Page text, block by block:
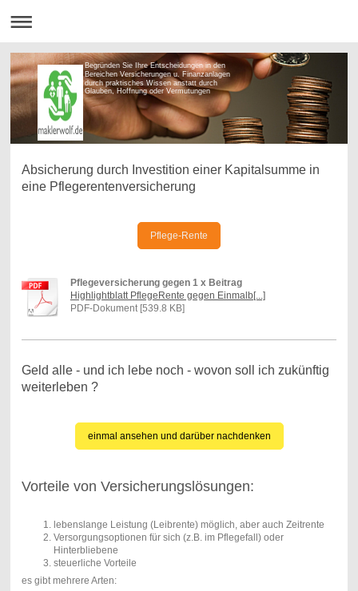
Begründen Sie Ihre Entscheidungen in den
Bereichen Versicherungen u. Finanzanlagen
durch praktisches Wissen anstatt durch
Glauben, Hoffnung oder Vermutungen
Absicherung durch Investition einer Kapitalsumme in
eine Pflegerentenversicherung
Pflege-Rente
Pflegeversicherung gegen 1 x Beitrag
Highlightblatt PflegeRente gegen Einmalb[...]
PDF-Dokument [539.8 KB]
Geld alle - und ich lebe noch - wovon soll ich zukünftig
weiterleben ?
einmal ansehen und darüber nachdenken
Vorteile von Versicherungslösungen:
lebenslange Leistung (Leibrente) möglich, aber auch Zeitrente
Versorgungsoptionen für sich (z.B. im Pflegefall) oder
Hinterbliebene
steuerliche Vorteile
es gibt mehrere Arten: